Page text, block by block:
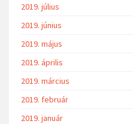
2019. július
2019. június
2019. május
2019. április
2019. március
2019. február
2019. január